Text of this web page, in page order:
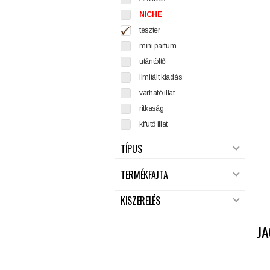
NICHE
teszter
mini parfüm
utántöltő
limitált kiadás
várható illat
ritkaság
kifutó illat
TÍPUS
TERMÉKFAJTA
KISZERELÉS